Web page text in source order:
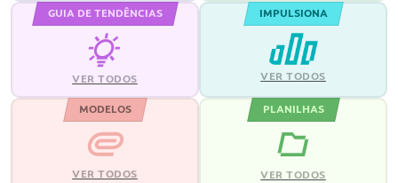
GUIA DE TENDÊNCIAS
VER TODOS
IMPULSIONA
VER TODOS
MODELOS
VER TODOS
PLANILHAS
VER TODOS